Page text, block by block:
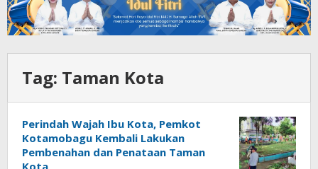
Tag: Taman Kota
Perindah Wajah Ibu Kota, Pemkot
Kotamobagu Kembali Lakukan
Pembenahan dan Penataan Taman